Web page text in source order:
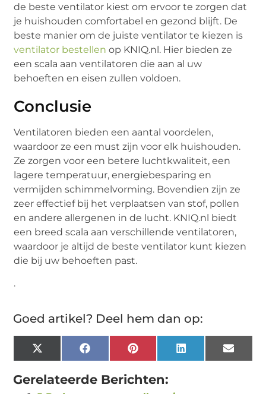
de beste ventilator kiest om ervoor te zorgen dat
je huishouden comfortabel en gezond blijft. De
beste manier om de juiste ventilator te kiezen is
ventilator bestellen op KNIQ.nl. Hier bieden ze
een scala aan ventilatoren die aan al uw
behoeften en eisen zullen voldoen.
Conclusie
Ventilatoren bieden een aantal voordelen,
waardoor ze een must zijn voor elk huishouden.
Ze zorgen voor een betere luchtkwaliteit, een
lagere temperatuur, energiebesparing en
vermijden schimmelvorming. Bovendien zijn ze
zeer effectief bij het verplaatsen van stof, pollen
en andere allergenen in de lucht. KNIQ.nl biedt
een breed scala aan verschillende ventilatoren,
waardoor je altijd de beste ventilator kunt kiezen
die bij uw behoeften past.
.
Goed artikel? Deel hem dan op:
X
(Twitter)
FacebookPinterest LinkedIn Email
Gerelateerde Berichten: